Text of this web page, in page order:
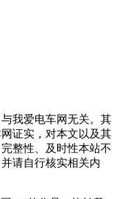
我爱电车网无关。其
证实，对本文以及其
整性、及时性本站不
请自行核实相关内